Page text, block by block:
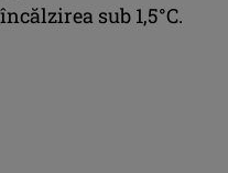
sub 1,5°C.